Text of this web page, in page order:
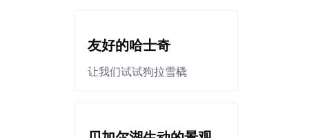
友好的哈士奇
让我们试试狗拉雪橇